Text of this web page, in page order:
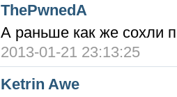
ThePwnedA
А раньше как же сохли
2013-01-21 23:13:25
Ketrin Awe